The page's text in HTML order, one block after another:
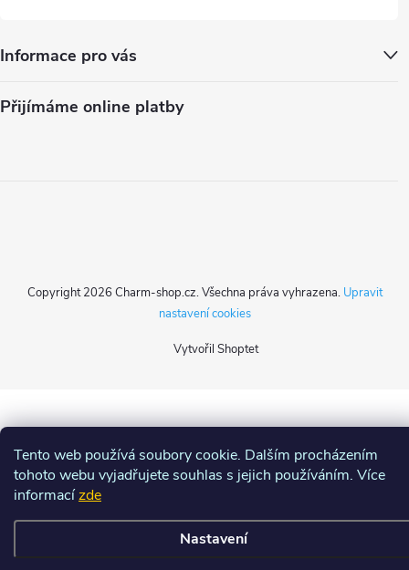
Tento web používá soubory cookie. Dalším procházením
tohoto webu vyjadřujete souhlas s jejich používáním. Více
informacízde
Nastavení
Informace pro vás
Přijímáme online platby
Vytvořil Shoptet
Copyright 2026 Charm-shop.cz. Všechna práva vyhrazena. Upravit
nastavení cookies